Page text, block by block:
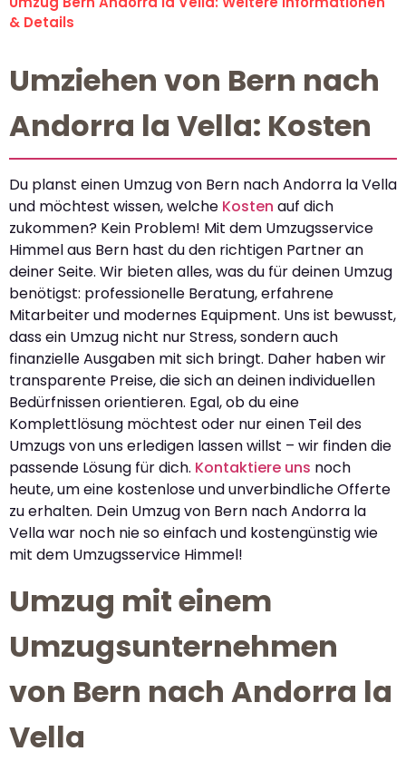
& Details
Umziehen von Bern nach
Andorra la Vella: Kosten
Du planst einen Umzug von Bern nach Andorra la Vella
und möchtest wissen, welche Kosten auf dich
zukommen? Kein Problem! Mit dem Umzugsservice
Himmel aus Bern hast du den richtigen Partner an
deiner Seite. Wir bieten alles, was du für deinen Umzug
benötigst: professionelle Beratung, erfahrene
Mitarbeiter und modernes Equipment. Uns ist bewusst,
dass ein Umzug nicht nur Stress, sondern auch
finanzielle Ausgaben mit sich bringt. Daher haben wir
transparente Preise, die sich an deinen individuellen
Bedürfnissen orientieren. Egal, ob du eine
Komplettlösung möchtest oder nur einen Teil des
Umzugs von uns erledigen lassen willst – wir finden die
passende Lösung für dich. Kontaktiere uns noch
heute, um eine kostenlose und unverbindliche Offerte
zu erhalten. Dein Umzug von Bern nach Andorra la
Vella war noch nie so einfach und kostengünstig wie
mit dem Umzugsservice Himmel!
Umzug mit einem
Umzugsunternehmen
von Bern nach Andorra la
Vella